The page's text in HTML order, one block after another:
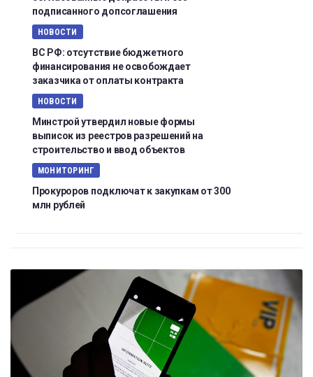
подписанного допсоглашения
НОВОСТИ
ВС РФ: отсутствие бюджетного
финансирования не освобождает
заказчика от оплаты контракта
НОВОСТИ
Минстрой утвердил новые формы
выписок из реестров разрешений на
строительство и ввод объектов
МОНИТОРИНГ
Прокуроров подключат к закупкам от 300
млн рублей